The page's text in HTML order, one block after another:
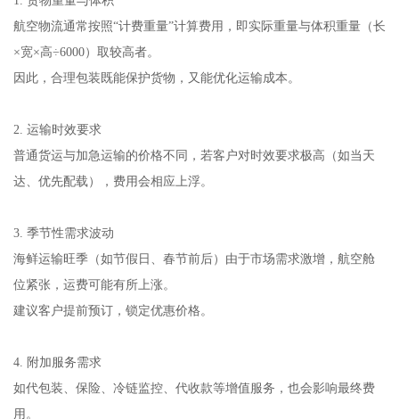
航空物流通常按照“计费重量”计算费用，即实际重量与体积重量（长
×宽×高÷6000）取较高者。
因此，合理包装既能保护货物，又能优化运输成本。
2. 运输时效要求
普通货运与加急运输的价格不同，若客户对时效要求极高（如当天
达、优先配载），费用会相应上浮。
3. 季节性需求波动
海鲜运输旺季（如节假日、春节前后）由于市场需求激增，航空舱
位紧张，运费可能有所上涨。
建议客户提前预订，锁定优惠价格。
4. 附加服务需求
如代包装、保险、冷链监控、代收款等增值服务，也会影响最终费
用。